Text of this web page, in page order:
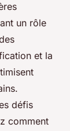
un rôle
et la
défis
comment